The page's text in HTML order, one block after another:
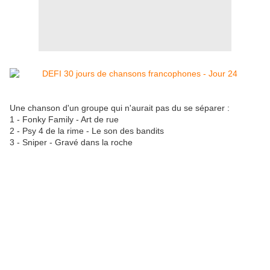
Une chanson d'un groupe qui n'aurait pas du se séparer :
1 - Fonky Family - Art de rue
2 - Psy 4 de la rime - Le son des bandits
3 - Sniper - Gravé dans la roche